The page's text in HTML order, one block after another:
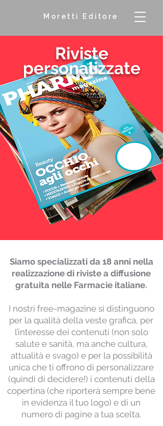
Moretti Editore
Riviste
personalizzate
Siamo specializzati da 18 anni nella
realizzazione di riviste a diffusione
gratuita nelle Farmacie italiane.
I nostri free-magazine si distinguono
per la qualità della veste grafica, per
l’interesse dei contenuti (non solo
salute e sanità, ma anche cultura,
attualità e svago) e per la possibilità
unica che ti offrono di personalizzare
(quindi di decidere!) i contenuti della
copertina (che riporterà sempre bene
in evidenza il tuo logo) e di un
numero di pagine a tua scelta.